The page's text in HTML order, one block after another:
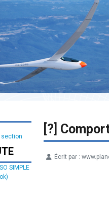
section
SIMPLE
[?]
Écrit par :